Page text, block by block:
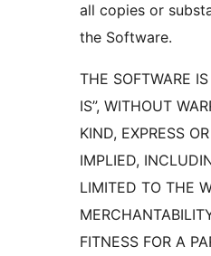
all copies or
the Software.
THE SOFTWARE
IS”, WITHOUT
KIND, EXPRESS OR
IMPLIED,
LIMITED TO THE
FITNESS FOR A